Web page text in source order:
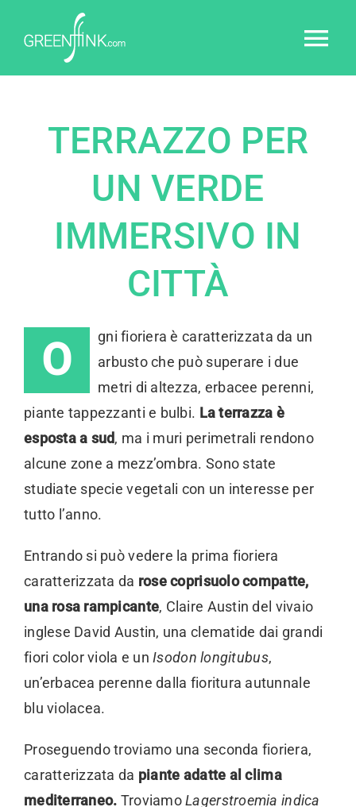
Chi sono
Portfolio
Contatti
TERRAZZO PER
UN VERDE
IMMERSIVO IN
CITTÀ
O
gni fioriera è caratterizzata da un
arbusto che può superare i due
metri di altezza, erbacee perenni,
piante tappezzanti e bulbi. La terrazza è
esposta a sud, ma i muri perimetrali rendono
alcune zone a mezz’ombra. Sono state
studiate specie vegetali con un interesse per
tutto l’anno.
Entrando si può vedere la prima fioriera
caratterizzata da rose coprisuolo compatte,
una rosa rampicante, Claire Austin del vivaio
inglese David Austin, una clematide dai grandi
fiori color viola e unIsodon longitubus,
un’erbacea perenne dalla fioritura autunnale
blu violacea.
Proseguendo troviamo una seconda fioriera,
caratterizzata da piante adatte al clima
mediterraneo. TroviamoLagerstroemia indica